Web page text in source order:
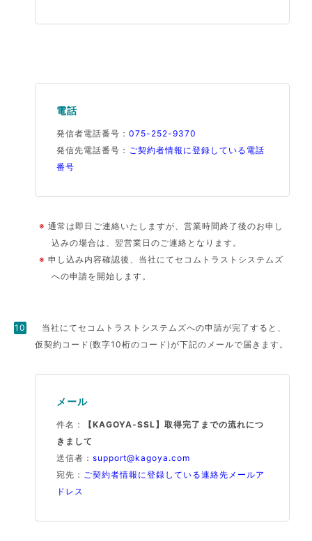
電話
発信者電話番号：075-252-9370
発信先電話番号： ご契約者情報に登録している電話
番号
※通常は即日ご連絡いたしますが、営業時間終了後のお申し
込みの場合は、翌営業日のご連絡となります。
※申し込み内容確認後、当社にてセコムトラストシステムズ
への申請を開始します。
当社にてセコムトラストシステムズへの申請が完了すると、
仮契約コード(数字10桁のコード)が下記のメールで届きます。
メール
件名：
【KAGOYA-SSL】取得完了までの流れにつ
きまして
送信者：support@kagoya.com
宛先： ご契約者情報に登録している連絡先メールア
ドレス